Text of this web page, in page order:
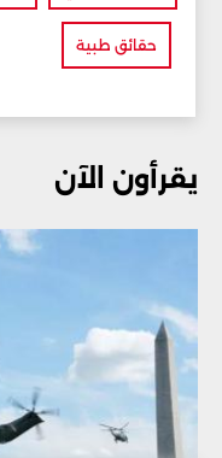
حقائق طبية
يقرأون الآن